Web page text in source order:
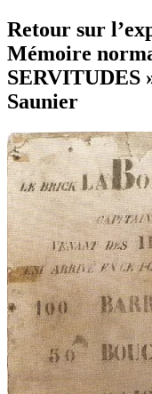
Retour sur
Mémoire
SERVITUDES
Saunier